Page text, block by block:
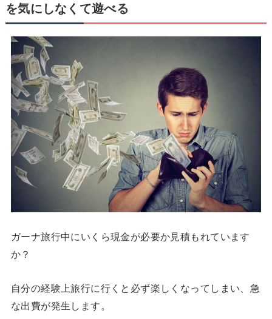
を気にしなくて遊べる
ガーナ旅行中にいくら現金が必要か見積もれています
か？
自分の経験上旅行に行くと必ず楽しくなってしまい、急
な出費が発生します。